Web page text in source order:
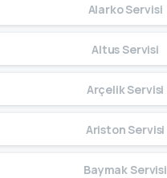
Alarko Servisi
Altus Servisi
Arçelik Servisi
Ariston Servisi
Baymak Servisi